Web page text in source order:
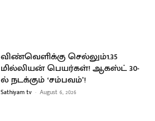
விண்வெளிக்கு செல்லும்1.35
மில்லியன் பெயர்கள்! ஆகஸ்ட் 30-
ல் நடக்கும் ‘சம்பவம்’!
Sathiyam tv - August 6, 2026